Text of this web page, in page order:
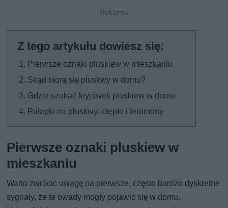
Pierwsze oznaki pluskiew w mieszkaniu
Skąd biorą się pluskwy w domu?
Gdzie szukać kryjówek pluskiew w domu
Pułapki na pluskwy: ciepło i feromony
Pierwsze oznaki pluskiew w
mieszkaniu
Warto zwrócić uwagę na pierwsze, często bardzo dyskretne
sygnały, że te owady mogły pojawić się w domu.